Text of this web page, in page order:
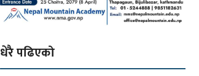
धेरै पढिएको